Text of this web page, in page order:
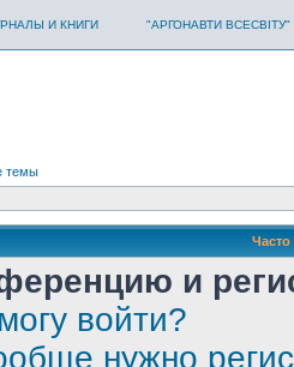
И КНИГИ "АРГОНАВТИ ВСЕСВІТУ"
темы
и
войти?
нужно